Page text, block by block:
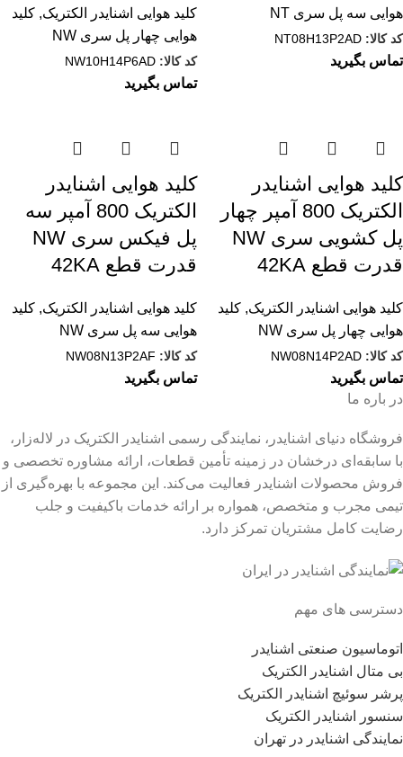
هوایی سه پل سری NT
کد کالا: NT08H13P2AD
تماس بگیرید
کلید هوایی اشنایدر الکتریک, کلید
هوایی چهار پل سری NW
کد کالا: NW10H14P6AD
تماس بگیرید
کليد هوایی اشنایدر
الکتریک 800 آمپر چهار
پل کشویی سری NW
قدرت قطع 42KA
کلید هوایی اشنایدر الکتریک, کلید
هوایی چهار پل سری NW
کد کالا: NW08N14P2AD
تماس بگیرید
کليد هوایی اشنایدر
الکتریک 800 آمپر سه
پل فیکس سری NW
قدرت قطع 42KA
کلید هوایی اشنایدر الکتریک, کلید
هوایی سه پل سری NW
کد کالا: NW08N13P2AF
تماس بگیرید
در باره ما
فروشگاه دنیای اشنایدر، نمایندگی رسمی اشنایدر الکتریک در لاله‌زار،
با سابقه‌ای درخشان در زمینه تأمین قطعات، ارائه مشاوره تخصصی و
فروش محصولات اشنایدر فعالیت می‌کند. این مجموعه با بهره‌گیری از
تیمی مجرب و متخصص، همواره بر ارائه خدمات باکیفیت و جلب
رضایت کامل مشتریان تمرکز دارد.
دسترسی های مهم
اتوماسیون صنعتی اشنایدر
بی متال اشنایدر الکتریک
پرشر سوئیچ اشنایدر الکتریک
سنسور اشنایدر الکتریک
نمایندگی اشنایدر در تهران